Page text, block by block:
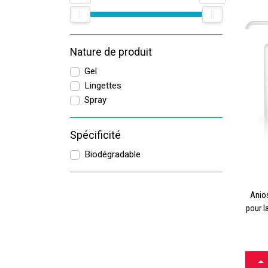
Les
ou
Ou
Nature de produit
Gel
Lingettes
Spray
Spécificité
Biodégradable
pour